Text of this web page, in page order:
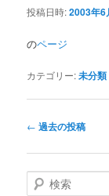
投稿日時:2003年6
のページ
カテゴリー:未分類
投
ナ
ビ
ゲ
← 過去の投稿
検
索